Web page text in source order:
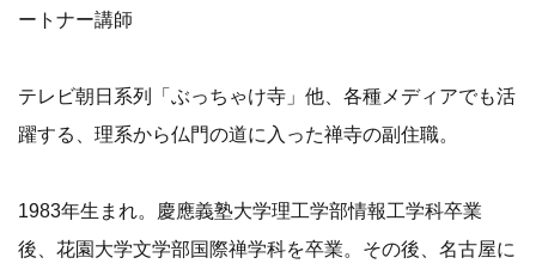
ートナー講師
テレビ朝日系列「ぶっちゃけ寺」他、各種メディアでも活
躍する、理系から仏門の道に入った禅寺の副住職。
1983年生まれ。慶應義塾大学理工学部情報工学科卒業
後、花園大学文学部国際禅学科を卒業。その後、名古屋に